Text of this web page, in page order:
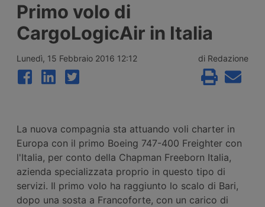
sono saliti del 28% su base annua a luglio,
a 3,12 dollari per kg, ma il ritmo di crescita
rallenta per il secondo mese consecutivo.
Secondo Xeneta il mercato affronta una
pochi segnali di stagione di punta.
Primo volo di
CargoLogicAir in Italia
Lunedì, 15 Febbraio 2016 12:12 di Redazione
La nuova compagnia sta attuando voli charter in
Europa con il primo Boeing 747-400 Freighter con
l'Italia, per conto della Chapman Freeborn Italia,
azienda specializzata proprio in questo tipo di
servizi. Il primo volo ha raggiunto lo scalo di Bari,
dopo una sosta a Francoforte, con un carico di